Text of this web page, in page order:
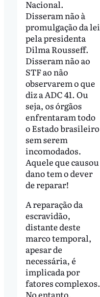
Nacional.
Disseram não à
promulgação da lei
pela presidenta
Dilma Rousseff.
Disseram não ao
STF ao não
observarem o que
diz a ADC 41. Ou
seja, os órgãos
enfrentaram todo
o Estado brasileiro
sem serem
incomodados.
Aquele que causou
dano tem o dever
de reparar!
A reparação da
escravidão,
distante deste
marco temporal,
apesar de
necessária, é
implicada por
fatores complexos.
No entanto,